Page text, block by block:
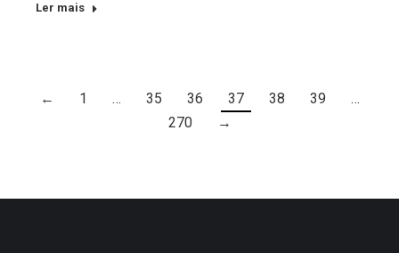
Ler mais
← 1 … 35 36 37 38 39
…
270
→